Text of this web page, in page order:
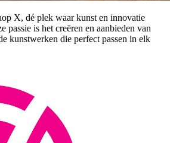
X, dé plek waar kunst en innovatie
passie is het creëren en aanbieden van
kunstwerken die perfect passen in elk